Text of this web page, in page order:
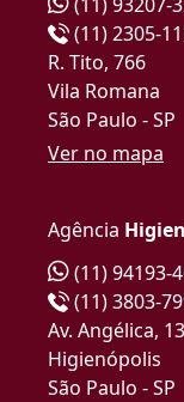
(11) 2305-
R. Tito, 766
Vila Romana
São Paulo - SP
Ver no mapa
Agência
(11) 94193-
(11) 3803-
Av. Angélica,
Higienópolis
São Paulo - SP